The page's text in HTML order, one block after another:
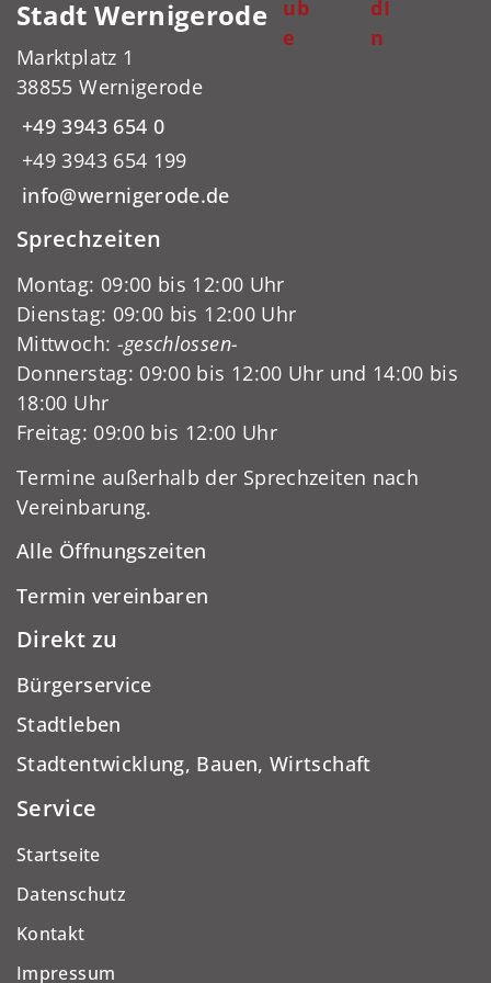
ub
e
dI
n
Stadt Wernigerode
Marktplatz 1
38855 Wernigerode
+49 3943 654 0
+49 3943 654 199
info@wernigerode.de
Sprechzeiten
Montag: 09:00 bis 12:00 Uhr
Dienstag: 09:00 bis 12:00 Uhr
Mittwoch: -geschlossen-
Donnerstag: 09:00 bis 12:00 Uhr und 14:00 bis
18:00 Uhr
Freitag: 09:00 bis 12:00 Uhr
Termine außerhalb der Sprechzeiten nach
Vereinbarung.
Alle Öffnungszeiten
Termin vereinbaren
Direkt zu
Bürgerservice
Stadtleben
Stadtentwicklung, Bauen, Wirtschaft
Service
Startseite
Datenschutz
Kontakt
Impressum